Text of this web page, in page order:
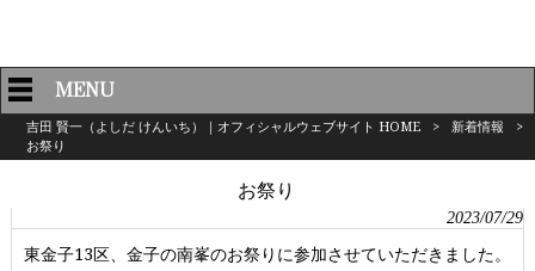
MENU
吉田 賢一（よしだ けんいち）｜オフィシャルウェブサイト HOME > 新着情報
>
お祭り
お祭り
2023/07/29
東金子13区、金子の南峯のお祭りに参加させていただきました。